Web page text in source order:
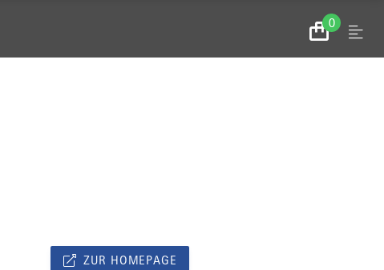
0
Zum
Warenkorb
Menu
ZUR HOMEPAGE